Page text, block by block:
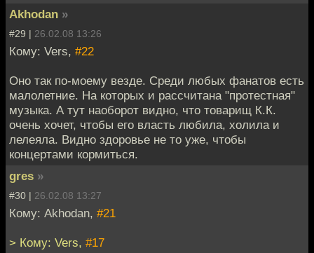
Akhodan »
#29 | 26.02.08 13:26
Кому: Vers, #22
Оно так по-моему везде. Среди любых фанатов есть
малолетние. На которых и рассчитана "протестная"
музыка. А тут наоборот видно, что товарищ К.К.
очень хочет, чтобы его власть любила, холила и
лелеяла. Видно здоровье не то уже, чтобы
концертами кормиться.
gres »
#30 | 26.02.08 13:27
Кому: Akhodan, #21
> Кому: Vers, #17